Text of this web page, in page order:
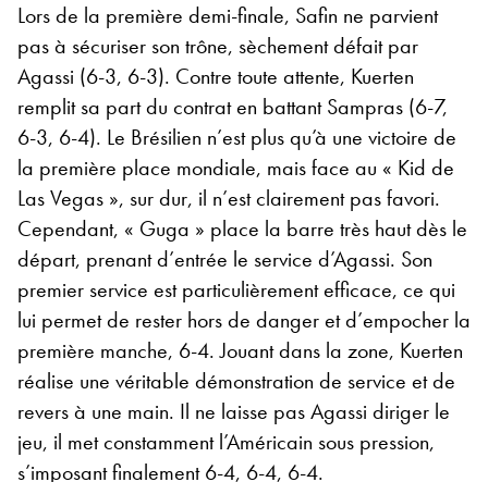
Lors de la première demi-finale, Safin ne parvient
pas à sécuriser son trône, sèchement défait par
Agassi (6-3, 6-3). Contre toute attente, Kuerten
remplit sa part du contrat en battant Sampras (6-7,
6-3, 6-4). Le Brésilien n’est plus qu’à une victoire de
la première place mondiale, mais face au « Kid de
Las Vegas », sur dur, il n’est clairement pas favori.
Cependant, « Guga » place la barre très haut dès le
départ, prenant d’entrée le service d’Agassi. Son
premier service est particulièrement efficace, ce qui
lui permet de rester hors de danger et d’empocher la
première manche, 6-4. Jouant dans la zone, Kuerten
réalise une véritable démonstration de service et de
revers à une main. Il ne laisse pas Agassi diriger le
jeu, il met constamment l’Américain sous pression,
s’imposant finalement 6-4, 6-4, 6-4.